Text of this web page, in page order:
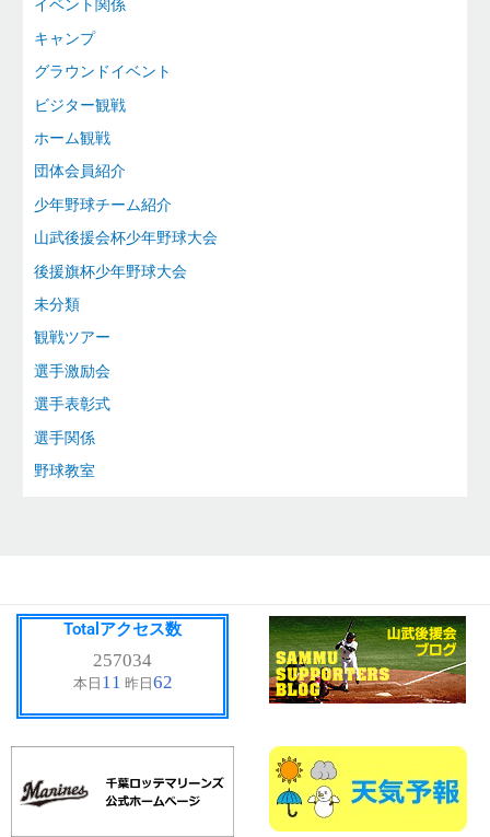
イベント関係
キャンプ
グラウンドイベント
ビジター観戦
ホーム観戦
団体会員紹介
少年野球チーム紹介
山武後援会杯少年野球大会
後援旗杯少年野球大会
未分類
観戦ツアー
選手激励会
選手表彰式
選手関係
野球教室
Totalアクセス数